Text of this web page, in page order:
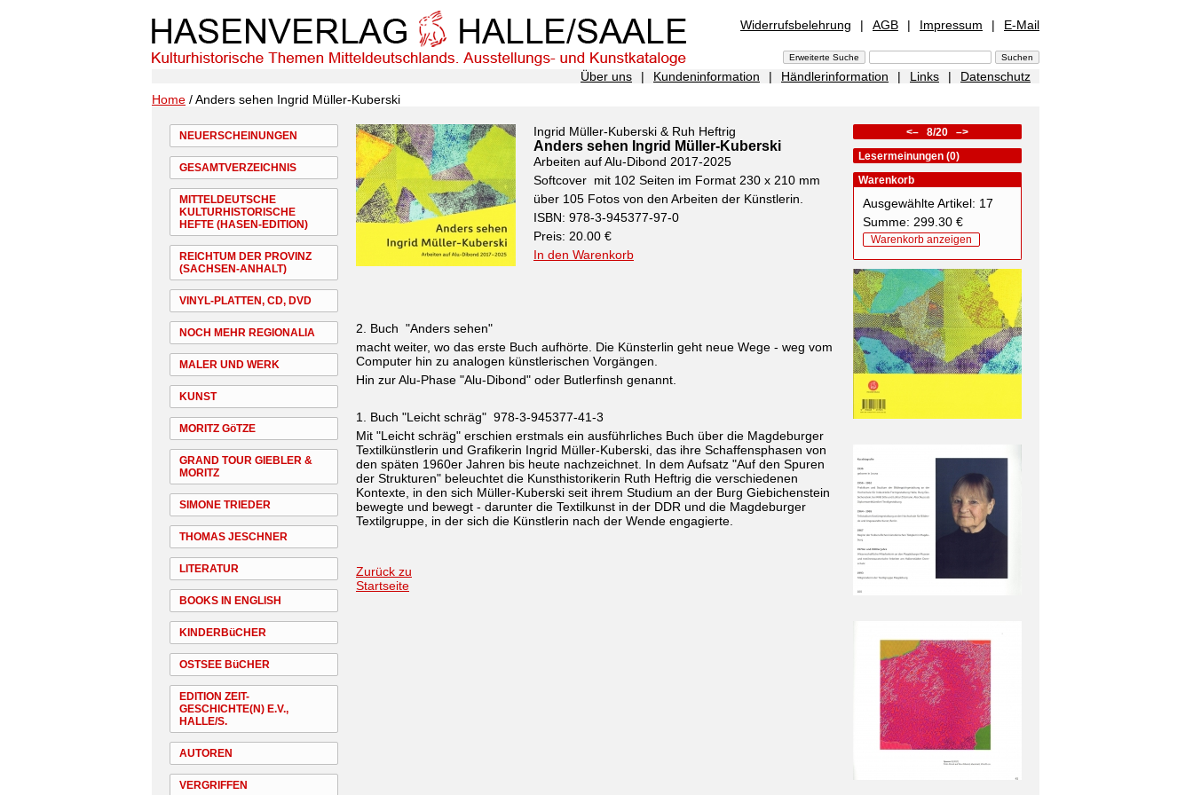
Widerrufsbelehrung | AGB | Impressum | E-Mail
Über uns | Kundeninformation | Händlerinformation | Links |
Datenschutz
Home / Anders sehen Ingrid Müller-Kuberski
NEUERSCHEINUNGEN
GESAMTVERZEICHNIS
MITTELDEUTSCHE
KULTURHISTORISCHE
HEFTE (HASEN-EDITION)
REICHTUM DER PROVINZ
(SACHSEN-ANHALT)
VINYL-PLATTEN, CD, DVD
NOCH MEHR REGIONALIA
MALER UND WERK
KUNST
MORITZ GöTZE
GRAND TOUR GIEBLER &
MORITZ
SIMONE TRIEDER
THOMAS JESCHNER
LITERATUR
BOOKS IN ENGLISH
KINDERBüCHER
OSTSEE BüCHER
EDITION ZEIT-
GESCHICHTE(N) E.V.,
HALLE/S.
AUTOREN
VERGRIFFEN
Ingrid Müller-Kuberski & Ruh Heftrig
Anders sehen Ingrid Müller-Kuberski
Arbeiten auf Alu-Dibond 2017-2025
Softcover mit 102 Seiten im Format 230 x 210 mm
über 105 Fotos von den Arbeiten der Künstlerin.
ISBN: 978-3-945377-97-0
Preis: 20.00 €
In den Warenkorb
2. Buch "Anders sehen"
macht weiter, wo das erste Buch aufhörte. Die Künsterlin geht neue Wege - weg vom
Computer hin zu analogen künstlerischen Vorgängen.
Hin zur Alu-Phase "Alu-Dibond" oder Butlerfinsh genannt.
1. Buch "Leicht schräg" 978-3-945377-41-3
Mit "Leicht schräg" erschien erstmals ein ausführliches Buch über die Magdeburger
Textilkünstlerin und Grafikerin Ingrid Müller-Kuberski, das ihre Schaffensphasen von
den späten 1960er Jahren bis heute nachzeichnet. In dem Aufsatz "Auf den Spuren
der Strukturen" beleuchtet die Kunsthistorikerin Ruth Heftrig die verschiedenen
Kontexte, in den sich Müller-Kuberski seit ihrem Studium an der Burg Giebichenstein
bewegte und bewegt - darunter die Textilkunst in der DDR und die Magdeburger
Textilgruppe, in der sich die Künstlerin nach der Wende engagierte.
Zurück zu
Startseite
<– 8/20 –>
Lesermeinungen (0)
Warenkorb
Ausgewählte Artikel: 17
Summe: 299.30 €
Warenkorb anzeigen